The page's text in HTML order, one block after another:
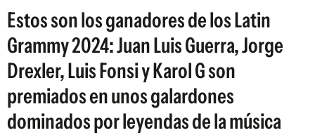
Estos son los ganadores de los Latin
Grammy 2024: Juan Luis Guerra, Jorge
Drexler, Luis Fonsi y Karol G son
premiados en unos galardones
dominados por leyendas de la música